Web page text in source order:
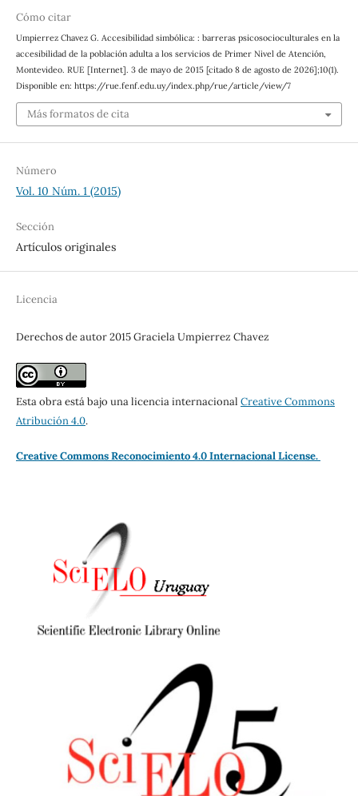
Cómo citar
Umpierrez Chavez G. Accesibilidad simbólica: : barreras psicosocioculturales en la
accesibilidad de la población adulta a los servicios de Primer Nivel de Atención,
Montevideo. RUE [Internet]. 3 de mayo de 2015 [citado 8 de agosto de 2026];10(1).
Disponible en: https://rue.fenf.edu.uy/index.php/rue/article/view/7
Más formatos de cita
Número
Vol. 10 Núm. 1 (2015)
Sección
Artículos originales
Licencia
Derechos de autor 2015 Graciela Umpierrez Chavez
Esta obra está bajo una licencia internacional Creative Commons
Atribución 4.0.
Creative Commons Reconocimiento 4.0 Internacional License.